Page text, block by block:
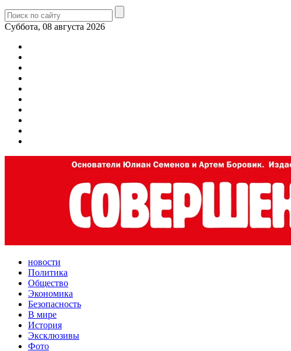
Суббота, 08 августа 2026
новости
Политика
Общество
Экономика
Безопасность
В мире
История
Эксклюзивы
Фото